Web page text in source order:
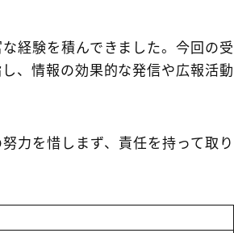
経験を積んできました。今回の受
、情報の効果的な発信や広報活動
力を惜しまず、責任を持って取り